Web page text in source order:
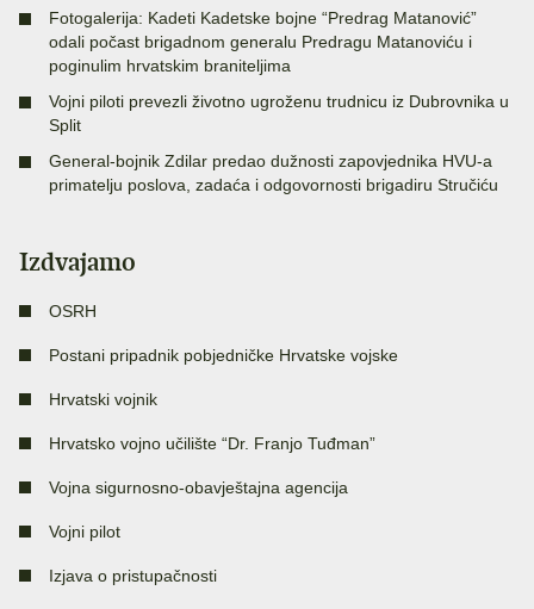
Fotogalerija: Kadeti Kadetske bojne “Predrag Matanović”
odali počast brigadnom generalu Predragu Matanoviću i
poginulim hrvatskim braniteljima
Vojni piloti prevezli životno ugroženu trudnicu iz Dubrovnika u
Split
General-bojnik Zdilar predao dužnosti zapovjednika HVU-a
primatelju poslova, zadaća i odgovornosti brigadiru Stručiću
Izdvajamo
OSRH
Postani pripadnik pobjedničke Hrvatske vojske
Hrvatski vojnik
Hrvatsko vojno učilište “Dr. Franjo Tuđman”
Vojna sigurnosno-obavještajna agencija
Vojni pilot
Izjava o pristupačnosti